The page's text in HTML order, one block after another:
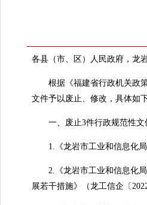
各县（市、区）人民政府，龙
根据《福建省行政机关政策
文件予以废止、修改，具体如下
一、废止3件行政规范性文
1.《龙岩市工业和信息化局
2.《龙岩市工业和信息化局
展若干措施》（龙工信企〔